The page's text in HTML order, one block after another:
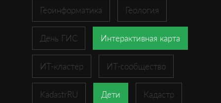
Геоинформатика Геология
День ГИС Интерактивная карта
ИТ-кластер ИТ-сообщество
KadastrRU Дети Кадастр